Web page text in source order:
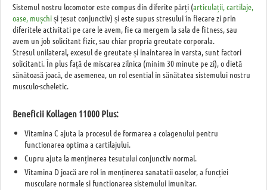
Sistemul nostru locomotor este compus din diferite părți (articulații, cartilaje,
oase, mușchiși țesut conjunctiv) și este supus stresului în fiecare zi prin
diferitele activitati pe care le avem, fie ca mergem la sala de fitness, sau
avem un job solicitant fizic, sau chiar propria greutate corporala.
Stresul unilateral, excesul de greutate și inaintarea in varsta, sunt factori
solicitanti. În plus față de miscarea zilnica (minim 30 minute pe zi), o dietă
sănătoasă joacă, de asemenea, un rol esential în sănătatea sistemului nostru
musculo-scheletic.
Beneficii Kollagen 11000 Plus:
Vitamina C ajuta la procesul de formarea a colagenului pentru
functionarea optima a cartilajului.
Cupru ajuta la menținerea tesutului conjunctiv normal.
Vitamina D joacă are rol în menținerea sanatatii oaselor, a funcției
musculare normale si functionarea sistemului imunitar.